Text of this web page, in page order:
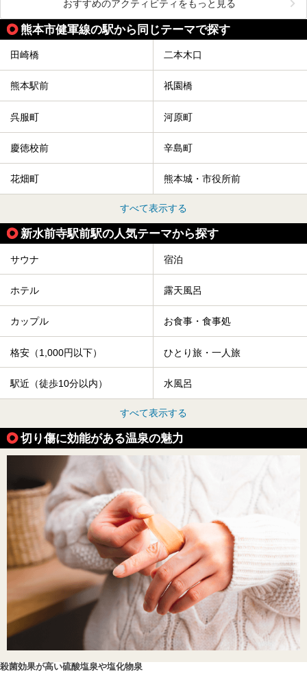
おすすめのアクティビティをもっと見る
熊本市健軍線の駅から同じテーマで探す
田崎橋 二本木口
熊本駅前 祇園橋
呉服町 河原町
慶徳校前 辛島町
花畑町 熊本城・市役所前
すべて表示する
新水前寺駅前駅の人気テーマから探す
サウナ 宿泊
ホテル 露天風呂
カップル お食事・食事処
格安（1,000円以下） ひとり旅・一人旅
駅近（徒歩10分以内） 水風呂
すべて表示する
切り傷に効能がある温泉の魅力
殺菌効果が高い硫酸塩泉や塩化物泉